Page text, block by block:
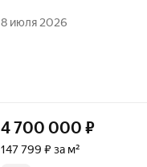
8 июля 2026
4 700 000 ₽
147 799 ₽ за м²